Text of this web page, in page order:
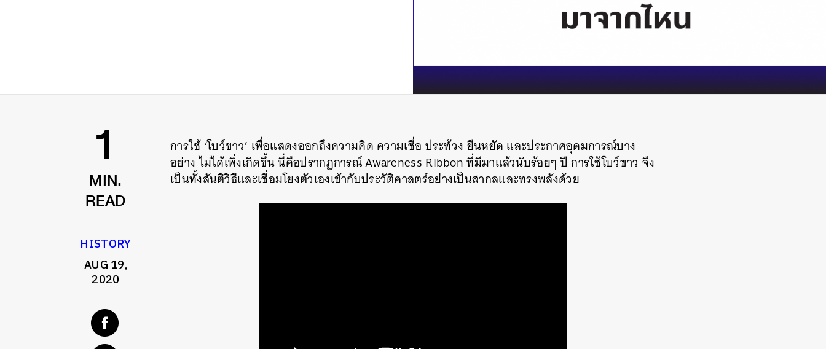
1
MIN.
READ
HISTORY
AUG 19,
2020
การใช้ ‘โบว์ขาว’ เพื่อแสดงออกถึงความคิด ความเชื่อ ประท้วง ยืนหยัด และประกาศอุดมการณ์บาง
อย่าง ไม่ได้เพิ่งเกิดขึ้น นี่คือปรากฏการณ์ Awareness Ribbon ที่มีมาแล้วนับร้อยๆ ปีการใช้โบว์ขาว จึง
เป็นทั้งสันติวิธีและเชื่อมโยงตัวเองเข้ากับประวัติศาสตร์อย่างเป็นสากลและทรงพลังด้วย